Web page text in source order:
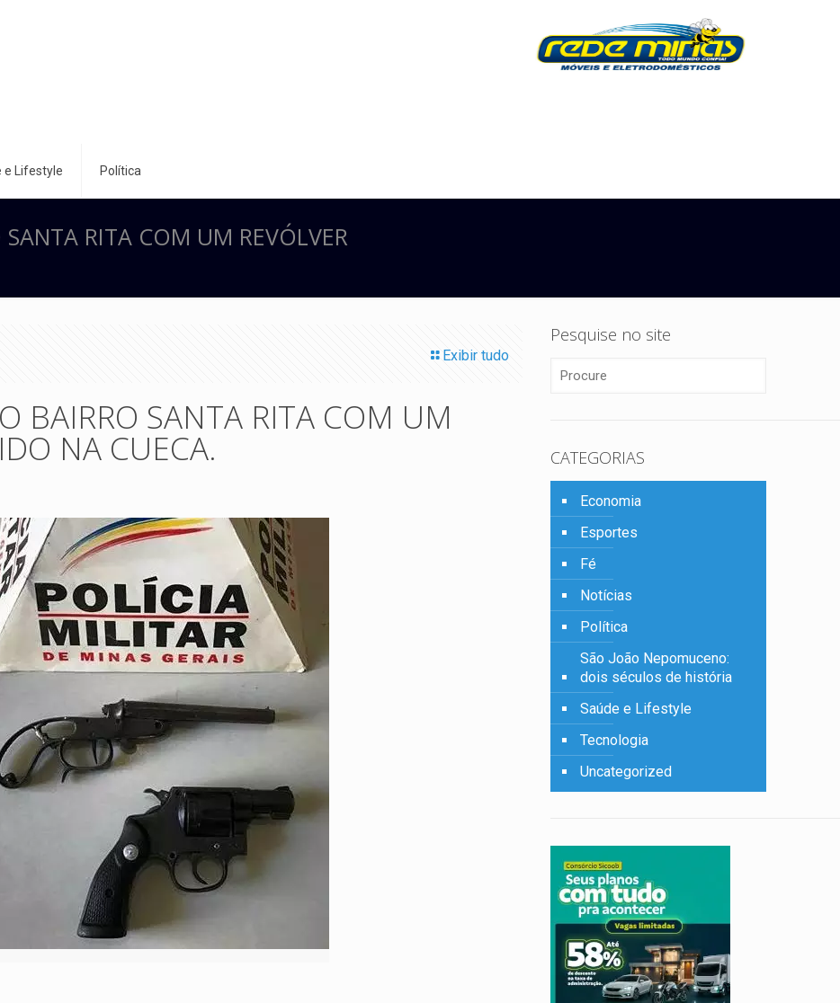
e Lifestyle Política
RITA COM UM REVÓLVER
Exibir tudo
BAIRRO SANTA RITA COM UM
NA CUECA.
Pesquise no site
CATEGORIAS
Economia
Esportes
Fé
Notícias
Política
São João Nepomuceno:
dois séculos de história
Saúde e Lifestyle
Tecnologia
Uncategorized